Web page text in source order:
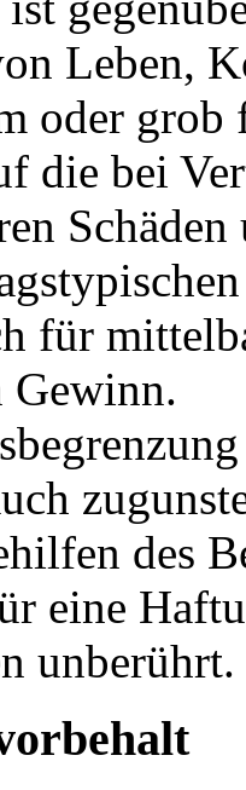
Leben,
oder grob
die bei
für
Gewinn.
des
eine
unberührt.